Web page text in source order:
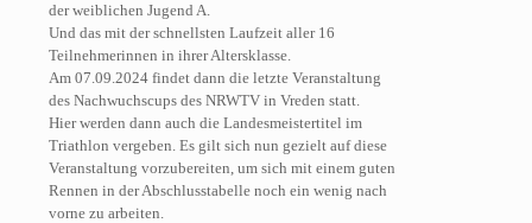
der weiblichen Jugend A.
Und das mit der schnellsten Laufzeit aller 16
Teilnehmerinnen in ihrer Altersklasse.
Am 07.09.2024 findet dann die letzte Veranstaltung
des Nachwuchscups des NRWTV in Vreden statt.
Hier werden dann auch die Landesmeistertitel im
Triathlon vergeben. Es gilt sich nun gezielt auf diese
Veranstaltung vorzubereiten, um sich mit einem guten
Rennen in der Abschlusstabelle noch ein wenig nach
vorne zu arbeiten.